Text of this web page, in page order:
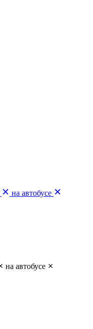
на автобусе
на автобусе